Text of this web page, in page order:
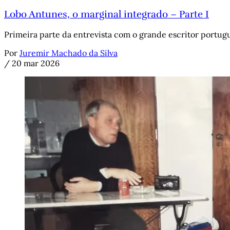
Lobo Antunes, o marginal integrado – Parte I
Primeira parte da entrevista com o grande escritor
Por Juremir Machado da Silva
/ 20 mar 2026